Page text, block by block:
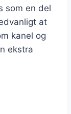
som en del
at
kanel og
ekstra